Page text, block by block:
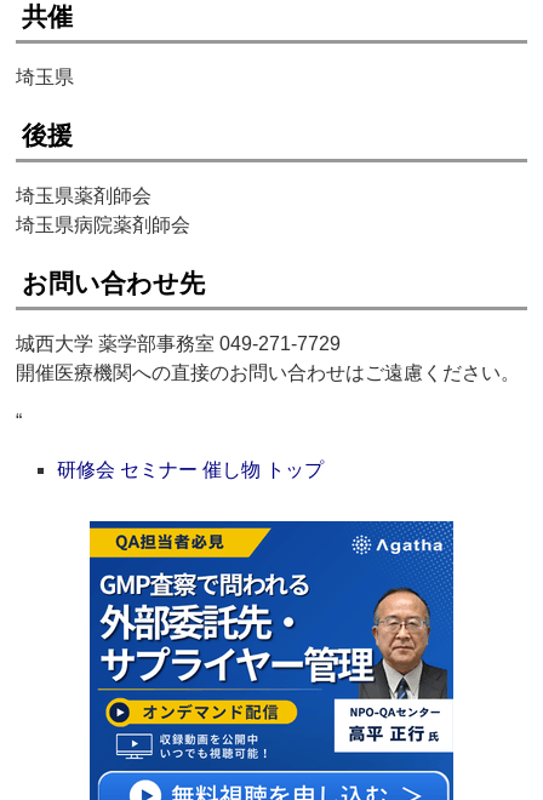
共催
埼玉県
後援
埼玉県薬剤師会
埼玉県病院薬剤師会
お問い合わせ先
城西大学 薬学部事務室 049-271-7729
開催医療機関への直接のお問い合わせはご遠慮ください。
“
研修会 セミナー 催し物 トップ